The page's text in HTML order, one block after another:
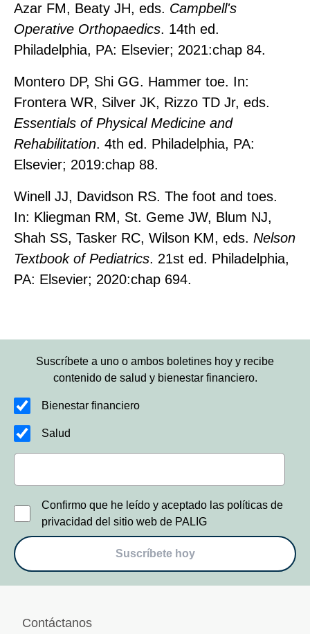
Azar FM, Beaty JH, eds. Campbell's
Operative Orthopaedics. 14th ed.
Philadelphia, PA: Elsevier; 2021:chap 84.
Montero DP, Shi GG. Hammer toe. In:
Frontera WR, Silver JK, Rizzo TD Jr, eds.
Essentials of Physical Medicine and
Rehabilitation. 4th ed. Philadelphia, PA:
Elsevier; 2019:chap 88.
Winell JJ, Davidson RS. The foot and toes.
In: Kliegman RM, St. Geme JW, Blum NJ,
Shah SS, Tasker RC, Wilson KM, eds. Nelson
Textbook of Pediatrics. 21st ed. Philadelphia,
PA: Elsevier; 2020:chap 694.
Suscríbete a uno o ambos boletines hoy y recibe
contenido de salud y bienestar financiero.
Bienestar financiero
Salud
Confirmo que he leído y aceptado las políticas de
privacidad del sitio web de PALIG
Suscríbete hoy
Contáctanos